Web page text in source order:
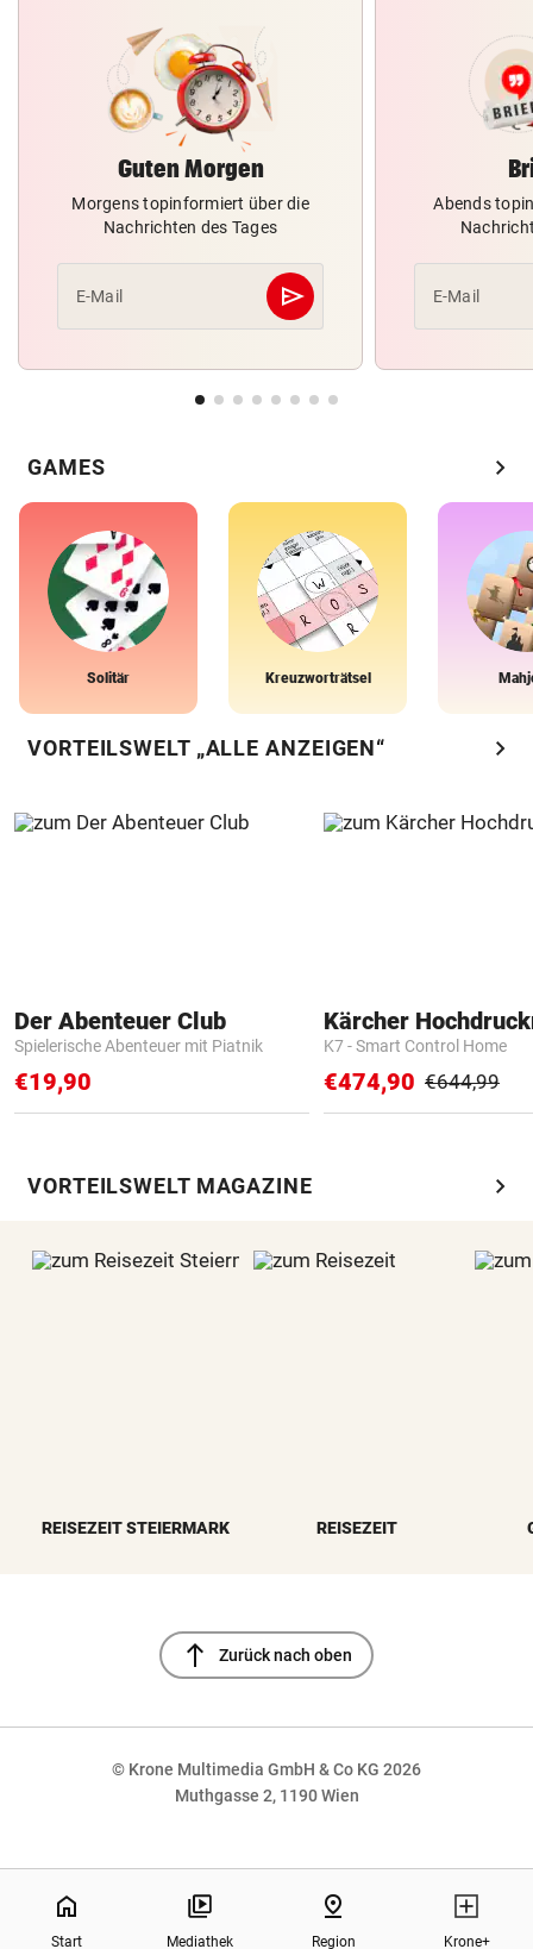
Guten Morgen
Morgens topinformiert über die
Nachrichten des Tages
E-Mail send
Abschicken
Abends
E-Mail
GAMES chevron_right
Solitär Kreuzworträtsel
VORTEILSWELT „ALLE ANZEIGEN“ chevron_right
Der Abenteuer Club
Spielerische Abenteuer mit Piatnik
€19,90
Kärcher
K7 - Smart Control Home
€474,90 €644,99
VORTEILSWELT MAGAZINE chevron_right
REISEZEIT STEIERMARK REISEZEIT
north Zurück nach oben
© Krone Multimedia GmbH & Co KG 2026
Muthgasse 2, 1190 Wien
home
Start Mediathek
pin_drop
Region Krone+
NaN%